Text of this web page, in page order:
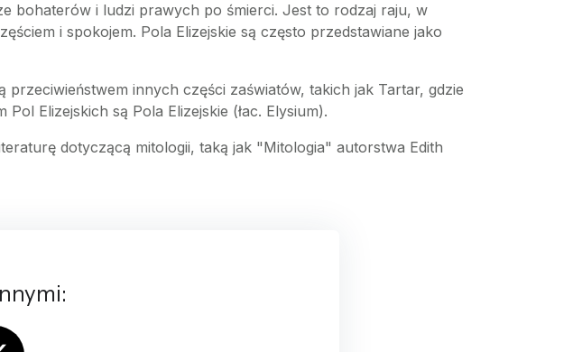
bohaterów i ludzi prawych po śmierci. Jest to rodzaj raju, w
i spokojem. Pola Elizejskie są często przedstawiane jako
innych części zaświatów, takich jak Tartar, gdzie
Elizejskich są Pola Elizejskie (łac. Elysium).
dotyczącą mitologii, taką jak "Mitologia" autorstwa Edith